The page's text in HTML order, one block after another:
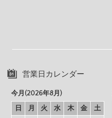
営業日カレンダー
今月(2026年8月)
日
月 火 水 木 金
土